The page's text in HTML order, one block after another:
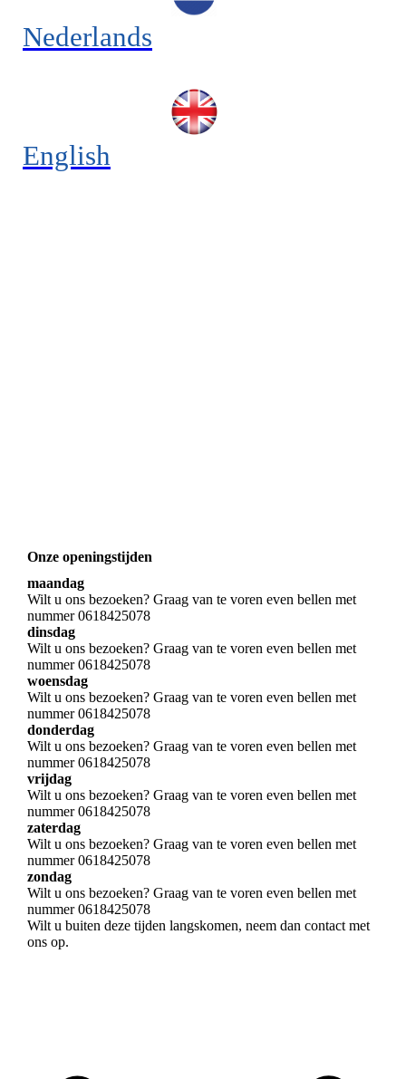
Nederlands
English
Onze openingstijden
maandag
Wilt u ons bezoeken? Graag van te voren even bellen met
nummer 0618425078
dinsdag
Wilt u ons bezoeken? Graag van te voren even bellen met
nummer 0618425078
woensdag
Wilt u ons bezoeken? Graag van te voren even bellen met
nummer 0618425078
donderdag
Wilt u ons bezoeken? Graag van te voren even bellen met
nummer 0618425078
vrijdag
Wilt u ons bezoeken? Graag van te voren even bellen met
nummer 0618425078
zaterdag
Wilt u ons bezoeken? Graag van te voren even bellen met
nummer 0618425078
zondag
Wilt u ons bezoeken? Graag van te voren even bellen met
nummer 0618425078
Wilt u buiten deze tijden langskomen, neem dan contact met
ons op.